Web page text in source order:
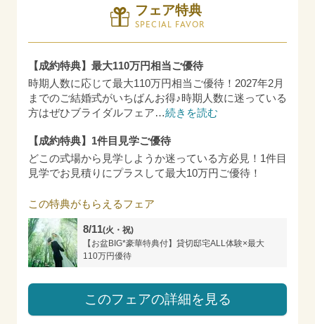
フェア特典
SPECIAL FAVOR
【成約特典】最大110万円相当ご優待
時期人数に応じて最大110万円相当ご優待！2027年2月
までのご結婚式がいちばんお得♪時期人数に迷っている
方はぜひブライダルフェア…続きを読む
【成約特典】1件目見学ご優待
どこの式場から見学しようか迷っている方必見！1件目
見学でお見積りにプラスして最大10万円ご優待！
この特典がもらえるフェア
8/11(火・祝)
【お盆BIG*豪華特典付】貸切邸宅ALL体験×最大
110万円優待
このフェアの詳細を見る